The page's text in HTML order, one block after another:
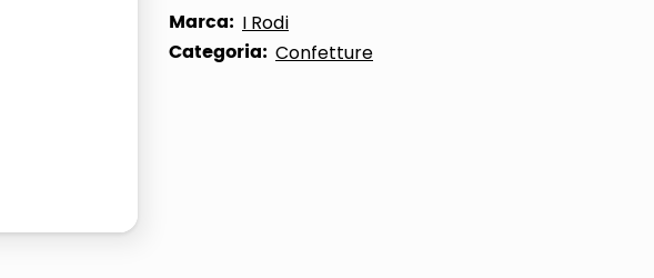
Marca: I Rodi
Categoria: Confetture